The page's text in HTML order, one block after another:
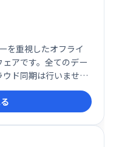
を重視したオフライ
アです。全てのデー
ド同期は行いませ
、安全で快適なノート